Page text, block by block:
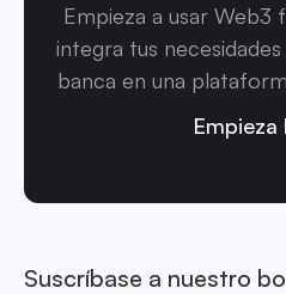
Empieza a usar Web3
integra tus
banca en una
Empieza
Suscríbase a nuestro